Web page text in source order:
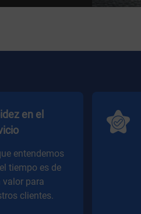
en el
entendemos
tiempo es de
valor para
clientes.